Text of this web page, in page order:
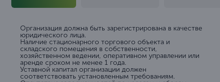
Организация должна быть зарегистрирована в качестве
юридического лица.
Наличие стационарного торгового объекта и
складского помещения в собственности,
хозяйственном ведении, оперативном управлении или
аренде сроком не менее 1 года.
Уставной капитал организации должен
соответствовать установленным требованиям.